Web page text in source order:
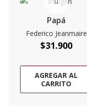
Papá
Federico Jeanmaire
$31.900
AGREGAR AL
CARRITO